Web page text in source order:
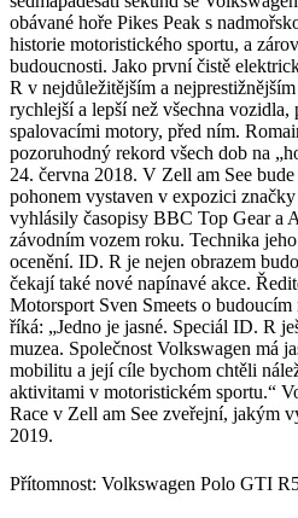
obávané hoře Pikes Peak s
historie motoristického sportu, a
budoucnosti. Jako první čistě
R v nejdůležitějším a
rychlejší a lepší než všechna vozidla,
spalovacími motory, před ním.
pozoruhodný rekord všech dob na
24. června 2018. V Zell am See
pohonem vystaven v expozici
vyhlásily časopisy BBC Top Gear a
závodním vozem roku. Technika
ocenění. ID. R je nejen obrazem
čekají také nové napínavé akce.
Motorsport Sven Smeets o
říká: „Jedno je jasné. Speciál ID. R
muzea. Společnost Volkswagen má
mobilitu a její cíle bychom chtěli
aktivitami v motoristickém sportu.“
Race v Zell am See zveřejní, jakým
2019.
Přítomnost: Volkswagen Polo GTI